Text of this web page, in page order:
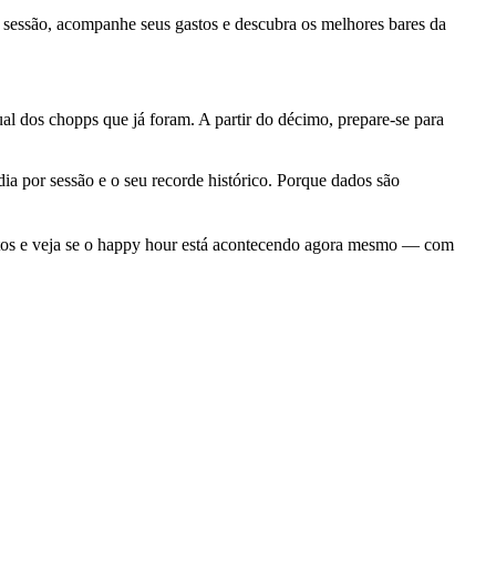
acompanhe seus gastos e descubra os melhores bares da
dos chopps que já foram. A partir do décimo, prepare-se para
por sessão e o seu recorde histórico. Porque dados são
e veja se o happy hour está acontecendo agora mesmo — com